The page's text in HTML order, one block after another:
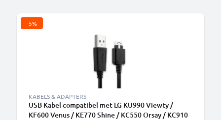
-5%
KABELS & ADAPTERS
USB Kabel compatibel met LG KU990 Viewty /
KF600 Venus / KE770 Shine / KC550 Orsay / KC910